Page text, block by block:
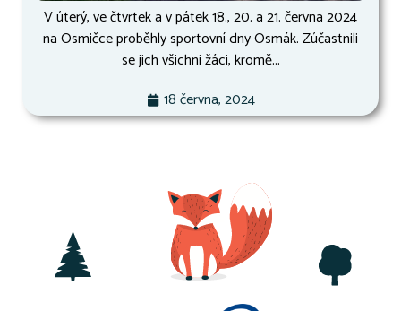
V úterý, ve čtvrtek a v pátek 18., 20. a 21. června 2024
na Osmičce proběhly sportovní dny Osmák. Zúčastnili
se jich všichni žáci, kromě...
18 června, 2024